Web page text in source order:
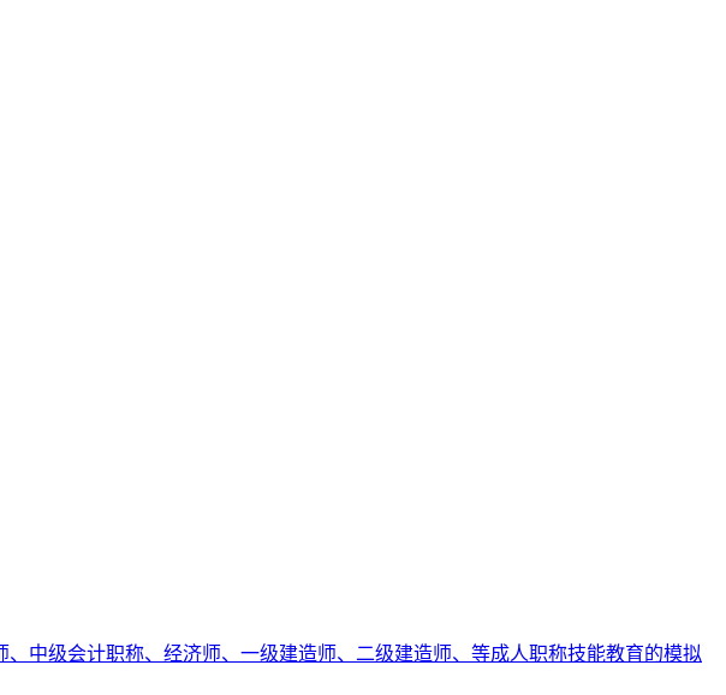
中级会计职称、经济师、一级建造师、二级建造师、等成人职称技能教育的模拟